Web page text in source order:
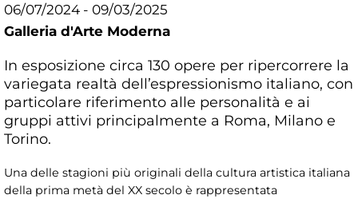
06/07/2024 - 09/03/2025
Galleria d'Arte Moderna
In esposizione circa 130 opere per ripercorrere la
variegata realtà dell’espressionismo italiano, con
particolare riferimento alle personalità e ai
gruppi attivi principalmente a Roma, Milano e
Torino.
Una delle stagioni più originali della cultura artistica italiana
della prima metà del XX secolo è rappresentata